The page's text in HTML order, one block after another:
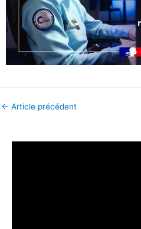
← Article précédent